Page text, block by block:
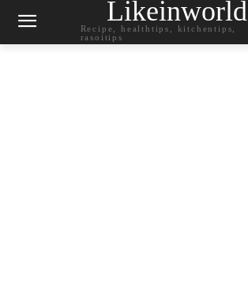
Likeinworld
Recipe, healthtips, kitchentips,
rasoitips